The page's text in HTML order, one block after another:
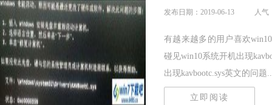
发布日期：2019-06-13 人气
有越来越多的用户喜欢
碰见win10系统开机出现
出现kavbootc.sys英文的问题
立即阅读